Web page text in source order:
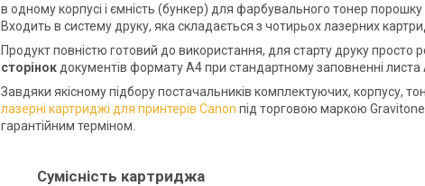
в одному корпусі і ємність (бункер) для фарбувального тонер
Входить в систему друку, яка складається з чотирьох лазерних
Продукт повністю готовий до використання, для старту друку просто
сторінок документів формату А4 при стандартному заповненні листа
Завдяки якісному підбору постачальників комплектуючих, корпусу,
лазерні картриджі для принтерів Canon під торговою маркою
гарантійним терміном.
Сумісність картриджа